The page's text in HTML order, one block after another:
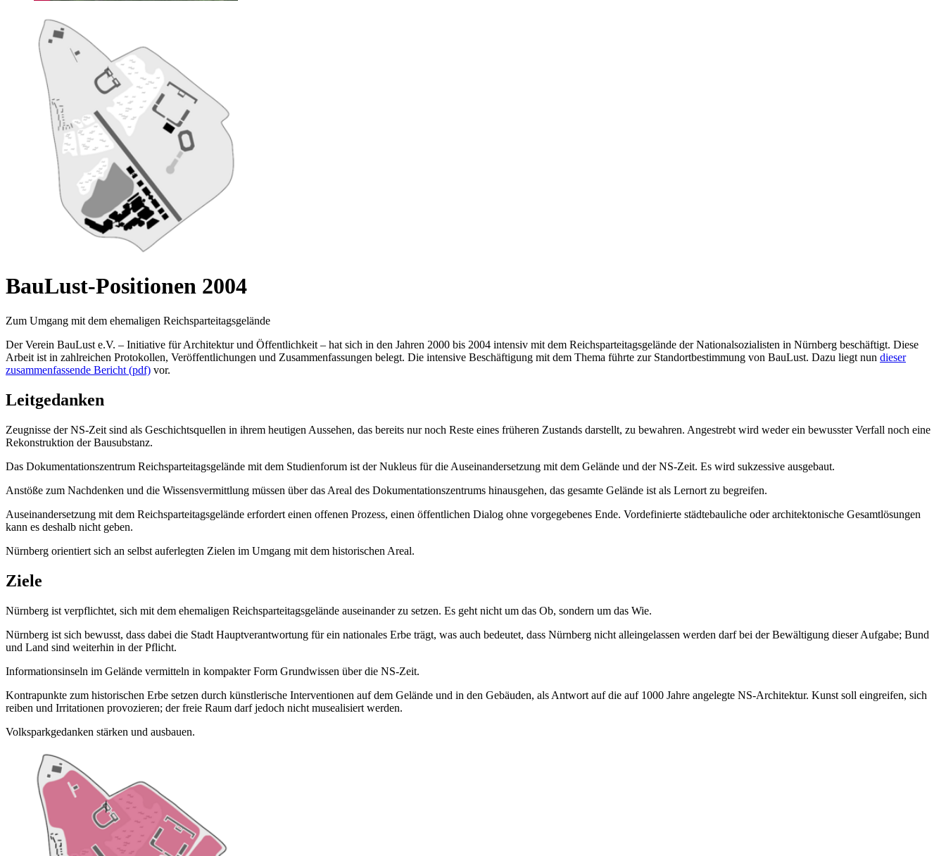
BauLust-Positionen 2004
Zum Umgang mit dem ehemaligen Reichsparteitagsgelände
Der Verein BauLust e.V. – Initiative für Architektur und Öffentlichkeit – hat sich in den Jahren 2000 bis 2004 intensiv mit dem Reichsparteitagsgelände der Nationalsozialisten in Nürnberg beschäftigt. Diese
Arbeit ist in zahlreichen Protokollen, Veröffentlichungen und Zusammenfassungen belegt. Die intensive Beschäftigung mit dem Thema führte zur Standortbestimmung von BauLust. Dazu liegt nun dieser
zusammenfassende Bericht (pdf) vor.
Leitgedanken
Zeugnisse der NS-Zeit sind als Geschichtsquellen in ihrem heutigen Aussehen, das bereits nur noch Reste eines früheren Zustands darstellt, zu bewahren. Angestrebt wird weder ein bewusster Verfall noch eine
Rekonstruktion der Bausubstanz.
Das Dokumentationszentrum Reichsparteitagsgelände mit dem Studienforum ist der Nukleus für die Auseinandersetzung mit dem Gelände und der NS-Zeit. Es wird sukzessive ausgebaut.
Anstöße zum Nachdenken und die Wissensvermittlung müssen über das Areal des Dokumentationszentrums hinausgehen, das gesamte Gelände ist als Lernort zu begreifen.
Auseinandersetzung mit dem Reichsparteitagsgelände erfordert einen offenen Prozess, einen öffentlichen Dialog ohne vorgegebenes Ende. Vordefinierte städtebauliche oder architektonische Gesamtlösungen
kann es deshalb nicht geben.
Nürnberg orientiert sich an selbst auferlegten Zielen im Umgang mit dem historischen Areal.
Ziele
Nürnberg ist verpflichtet, sich mit dem ehemaligen Reichsparteitagsgelände auseinander zu setzen. Es geht nicht um das Ob, sondern um das Wie.
Nürnberg ist sich bewusst, dass dabei die Stadt Hauptverantwortung für ein nationales Erbe trägt, was auch bedeutet, dass Nürnberg nicht alleingelassen werden darf bei der Bewältigung dieser Aufgabe; Bund
und Land sind weiterhin in der Pflicht.
Informationsinseln im Gelände vermitteln in kompakter Form Grundwissen über die NS-Zeit.
Kontrapunkte zum historischen Erbe setzen durch künstlerische Interventionen auf dem Gelände und in den Gebäuden, als Antwort auf die auf 1000 Jahre angelegte NS-Architektur. Kunst soll eingreifen, sich
reiben und Irritationen provozieren; der freie Raum darf jedoch nicht musealisiert werden.
Volksparkgedanken stärken und ausbauen.